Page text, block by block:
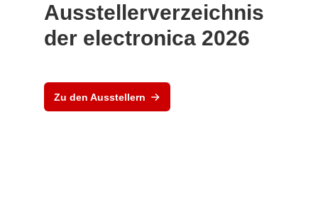
Ausstellerverzeichnis
der electronica 2026
Zu den Ausstellern